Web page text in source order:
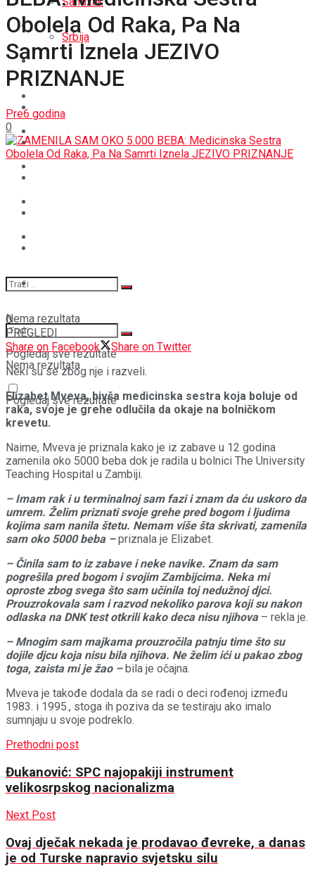
REGIJA
SVIJET
Nema rezultata
Pogledaj sve rezultate
Srbija
REGIJA
SVIJET
BOŠNJACI
SPORT
Nema rezultata
Pogledaj sve rezultate
Obolela Od Raka, Pa Na
Samrti Iznela JEZIVO
PRIZNANJE
Pre6 godina
0
0
PREGLEDI
Share on Facebook
Share on Twitter
Neki su se zbog nje i razveli.
Elizabet Mveva, bivša medicinska sestra koja boluje od
raka, svoje je grehe odlučila da okaje na bolničkom
krevetu.
Naime, Mveva je priznala kako je iz zabave u 12 godina
zamenila oko 5000 beba dok je radila u bolnici The University
Teaching Hospital u Zambiji.
– Imam rak i u terminalnoj sam fazi i znam da ću uskoro da
umrem. Želim priznati svoje grehe pred bogom i ljudima
kojima sam nanila štetu. Nemam više šta skrivati, zamenila
sam oko 5000 beba –priznala je Elizabet.
– Činila sam to iz zabave i neke navike. Znam da sam
pogrešila pred bogom i svojim Zambijcima. Neka mi
oproste zbog svega što sam učinila toj nedužnoj djci.
Prouzrokovala sam i razvod nekoliko parova koji su nakon
odlaska na DNK test otkrili kako deca nisu njihova – rekla je.
– Mnogim sam majkama prouzročila patnju time što su
dojile djcu koja nisu bila njihova. Ne želim ići u pakao zbog
toga, zaista mi je žao –bila je očajna.
Mveva je takođe dodala da se radi o deci rođenoj između
1983. i 1995., stoga ih poziva da se testiraju ako imalo
sumnjaju u svoje podreklo.
Prethodni post
Đukanović: SPC najopakiji instrument
velikosrpskog nacionalizma
Next Post
Ovaj dječak nekada je prodavao đevreke, a danas
je od Turske napravio svjetsku silu